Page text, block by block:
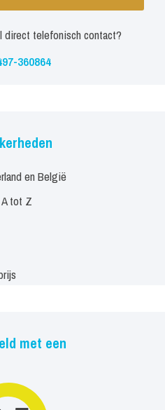
direct telefonisch contact?
360864
en België
tot Z
met een